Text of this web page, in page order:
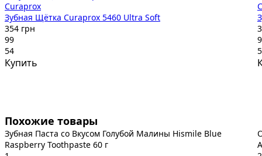
Curaprox
Зубная Щётка Curaprox 5460 Ultra Soft
354 грн
99
54
Купить
Похожие товары
Зубная Паста со Вкусом Голубой Малины Hismile Blue
Raspberry Toothpaste 60 г